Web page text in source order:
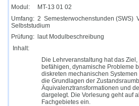
Modul: MT-13 01 02
Umfang: 2 Semesterwochenstunden (SWS)
Selbststudium
Prüfung: laut Modulbeschreibung
Inhalt:
Die Lehrveranstaltung hat das
befähigen, dynamische Probleme
diskreten mechanischen
die Grundlagen der
Äquivalenztransformationen und
dargelegt. Die Vorlesung geht auf
Fachgebietes ein.